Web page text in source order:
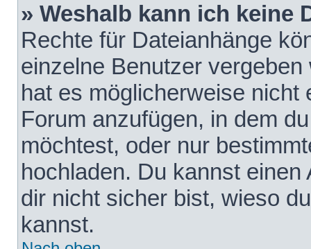
» Weshalb kann ich keine
Rechte für Dateianhänge
einzelne Benutzer
hat es möglicherweise nicht
Forum anzufügen, in dem
möchtest, oder nur
hochladen. Du kannst
dir nicht sicher bist, wieso
kannst.